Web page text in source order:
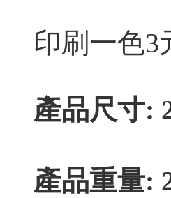
印刷一色3
產品尺寸:
產品重量: